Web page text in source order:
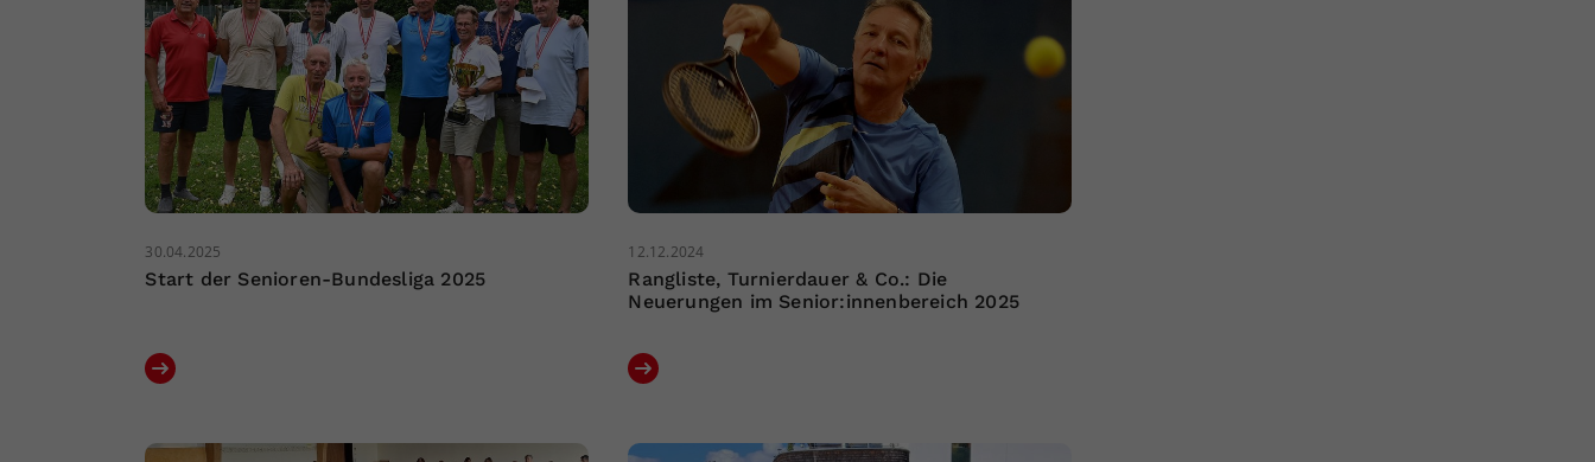
30.04.2025
Start der Senioren-Bundesliga 2025
12.12.2024
Rangliste, Turnierdauer & Co.: Die
Neuerungen im Senior:innenbereich 2025